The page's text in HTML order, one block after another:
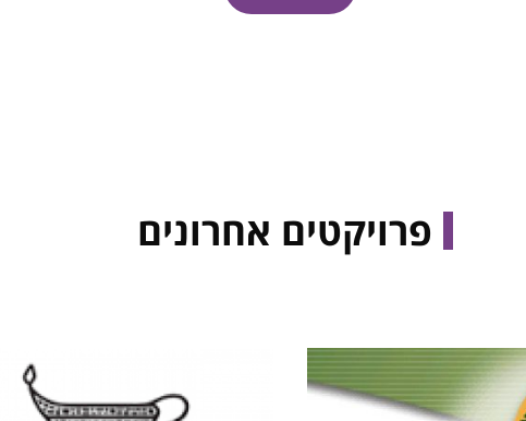
פרויקטים אחרונים